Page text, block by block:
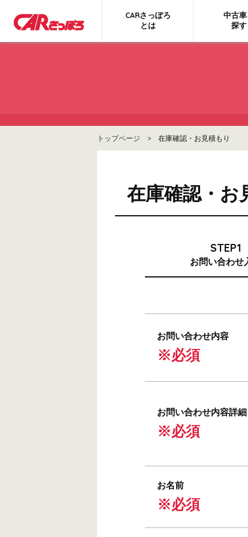
CARさっぽろ
とは
中古
探す
トップページ > 在庫確認・お見積もり
在庫確認・お
STEP1
お問い合わせ
お問い合わせ内容
※必須
お問い合わせ内容詳細
※必須
お名前
※必須